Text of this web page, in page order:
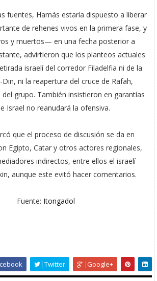
fuentes, Hamás estaría dispuesto a liberar
de rehenes vivos en la primera fase, y
y muertos— en una fecha posterior a
advirtieron que los planteos actuales
israelí del corredor Filadelfia ni de la
Din, ni la reapertura del cruce de Rafah,
grupo. También insistieron en garantías
Israel no reanudará la ofensiva.
que el proceso de discusión se da en
Egipto, Catar y otros actores regionales,
indirectos, entre ellos el israelí
aunque este evitó hacer comentarios.
Fuente: Itongadol
Twitter Google+